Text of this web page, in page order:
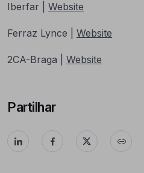
Iberfar | Website
Ferraz Lynce | Website
2CA-Braga | Website
Partilhar